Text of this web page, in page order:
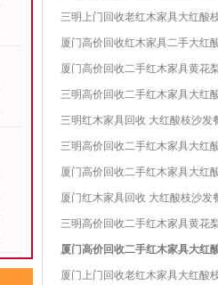
三明上门回收老红木家具大红酸
厦门高价回收红木家具二手大红
厦门高价回收二手红木家具黄花
三明高价回收二手红木家具大红
三明红木家具回收 大红酸枝沙
三明高价回收二手红木家具大红
厦门高价回收二手红木家具大红
厦门红木家具回收 大红酸枝沙
三明高价回收二手红木家具黄花
厦门高价回收二手红木家具大红
厦门上门回收老红木家具大红酸